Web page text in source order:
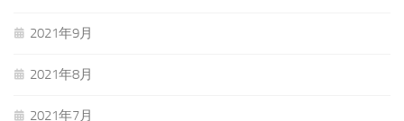
2021年9月
2021年8月
2021年7月